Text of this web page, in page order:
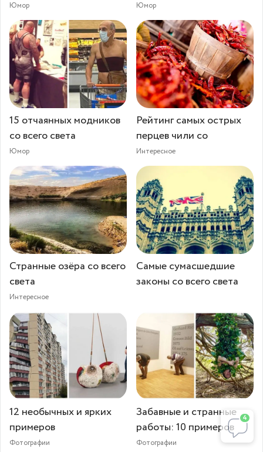
4
Юмор Юмор
15 отчаянных модников
со всего света
Юмор
Рейтинг самых острых
перцев чили со
Интересное
Странные озёра со всего
света
Интересное
Самые сумасшедшие
законы со всего света
12 необычных и ярких
примеров
Фотографии
Забавные и странные
работы: 10 примеров
Фотографии